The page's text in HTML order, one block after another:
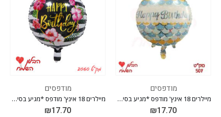
מודפסים
מיילרים 18 אינץ' מודפס *מגיע בסיטונאות חבילה של 5 יח' *
₪17.70
מודפסים
מיילרים 18 אינץ' מודפס *מגיע בסיטונאות חבילה של 5 יח' *
₪17.70